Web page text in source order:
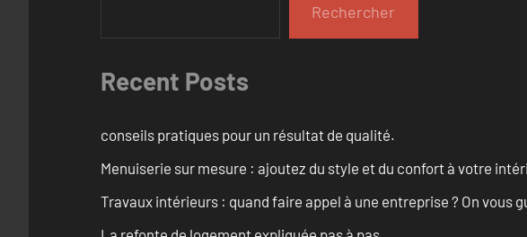
Rechercher
Recent Posts
conseils pratiques pour un résultat de qualité.
Menuiserie sur mesure : ajoutez du style et du confort à votre
Travaux intérieurs : quand faire appel à une entreprise ? On vous